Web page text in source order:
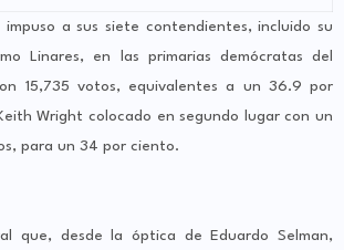
impuso a sus siete contendientes, incluido su
Linares, en las primarias demócratas del
15,735 votos, equivalentes a un 36.9 por
Wright colocado en segundo lugar con un
para un 34 por ciento.
que, desde la óptica de Eduardo Selman,